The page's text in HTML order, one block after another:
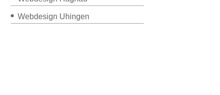
Webdesign Uhingen